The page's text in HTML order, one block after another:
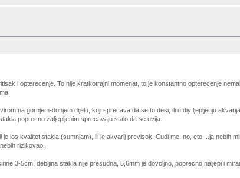
i opterecenje. To nije kratkotrajni momenat, to je konstantno opterecenje
na gornjem-donjem dijelu, koji sprecava da se to desi, ili u diy ljepljenju
poprecno zaljepljenim sprecavaju stalo da se uvija.
los kvalitet stakla (sumnjam), ili je akvarij previsok. Cudi me, no, eto....ja nebih
rizikovao.
3-5cm, debljina stakla nije presudna, 5,6mm je dovoljno, poprecno naljepi i